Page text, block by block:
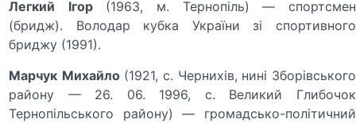
Легкий Ігор(1963, м. Тернопіль) — спортсмен
(бридж). Володар кубка України зі спортивного
бриджу (1991).
Марчук Михайло(1921, с. Чернихів, нині Зборівського
району — 26. 06. 1996, с. Великий Глибочок
Тернопільського району) — громадсько-політичний